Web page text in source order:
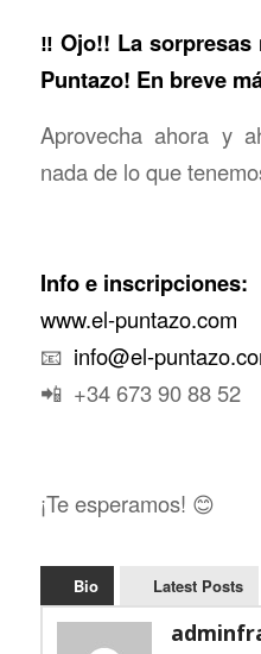
‼️ Ojo!! La sorpresas
Puntazo! En breve
Aprovecha ahora y
nada de lo que
Info e inscripciones:
www.el-puntazo.com
📧 info@el-
📲 +34 673 90 88 52
¡Te esperamos! 😊
Bio Latest Posts